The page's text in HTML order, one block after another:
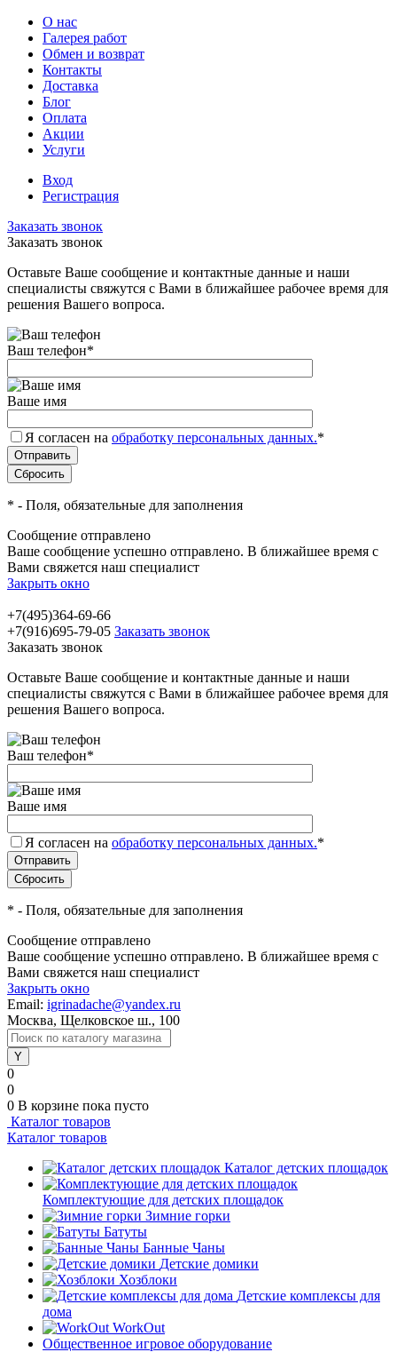
О нас
Галерея работ
Обмен и возврат
Контакты
Доставка
Блог
Оплата
Акции
Услуги
Вход
Регистрация
Заказать звонок
Заказать звонок
Оставьте Ваше сообщение и контактные данные и наши
специалисты свяжутся с Вами в ближайшее рабочее время для
решения Вашего вопроса.
Ваш телефон*
Ваше имя
Я согласен на обработку персональных данных.*
* - Поля, обязательные для заполнения
Сообщение отправлено
Ваше сообщение успешно отправлено. В ближайшее время с
Вами свяжется наш специалист
Закрыть окно
+7(495)364-69-66
+7(916)695-79-05 Заказать звонок
Заказать звонок
Оставьте Ваше сообщение и контактные данные и наши
специалисты свяжутся с Вами в ближайшее рабочее время для
решения Вашего вопроса.
Ваш телефон*
Ваше имя
Я согласен на обработку персональных данных.*
* - Поля, обязательные для заполнения
Сообщение отправлено
Ваше сообщение успешно отправлено. В ближайшее время с
Вами свяжется наш специалист
Закрыть окно
Email: igrinadache@yandex.ru
Москва, Щелковское ш., 100
0
0
0 В корзине пока пусто
Каталог товаров
Каталог товаров
Каталог детских площадок
Комплектующие для детских площадок
Зимние горки
Батуты
Банные Чаны
Детские домики
Хозблоки
Детские комплексы для
дома
WorkOut
Общественное игровое оборудование